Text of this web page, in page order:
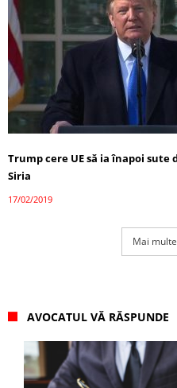
Trump cere UE să ia înapoi
Siria
17/02/2019
Mai
AVOCATUL VĂ RĂSPUNDE